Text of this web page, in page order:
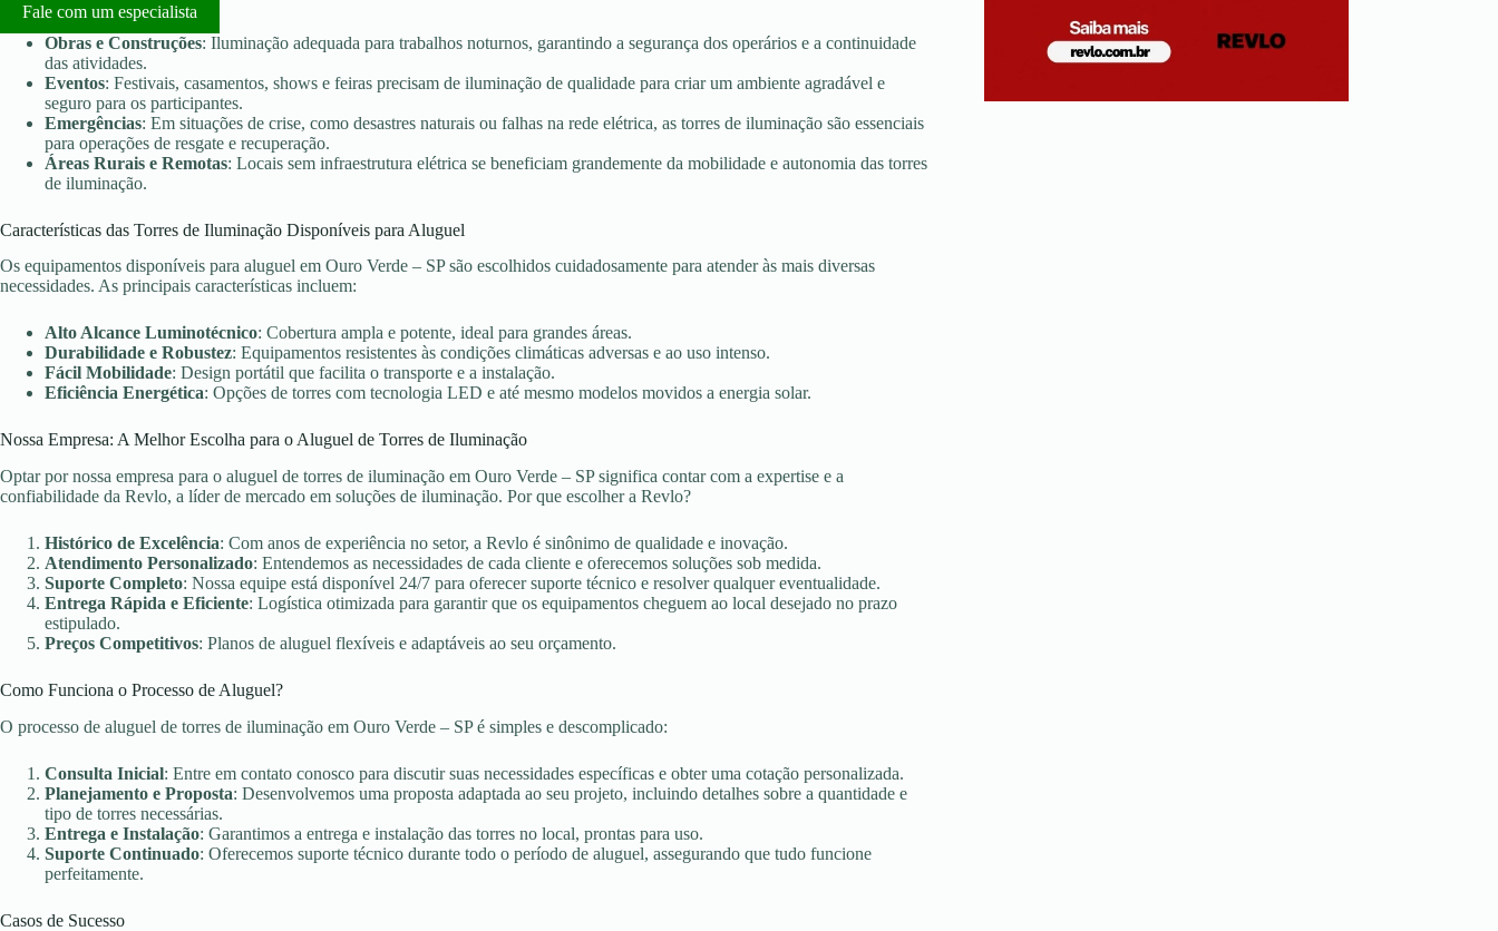
Fale com um especialista
Obras e Construções: Iluminação adequada para trabalhos noturnos, garantindo a segurança dos operários e a continuidade
das atividades.
Eventos: Festivais, casamentos, shows e feiras precisam de iluminação de qualidade para criar um ambiente agradável e
seguro para os participantes.
Emergências: Em situações de crise, como desastres naturais ou falhas na rede elétrica, as torres de iluminação são essenciais
para operações de resgate e recuperação.
Áreas Rurais e Remotas: Locais sem infraestrutura elétrica se beneficiam grandemente da mobilidade e autonomia das torres
de iluminação.
Características das Torres de Iluminação Disponíveis para Aluguel
Os equipamentos disponíveis para aluguel em Ouro Verde – SP são escolhidos cuidadosamente para atender às mais diversas
necessidades. As principais características incluem:
Alto Alcance Luminotécnico: Cobertura ampla e potente, ideal para grandes áreas.
Durabilidade e Robustez: Equipamentos resistentes às condições climáticas adversas e ao uso intenso.
Fácil Mobilidade: Design portátil que facilita o transporte e a instalação.
Eficiência Energética: Opções de torres com tecnologia LED e até mesmo modelos movidos a energia solar.
Nossa Empresa: A Melhor Escolha para o Aluguel de Torres de Iluminação
Optar por nossa empresa para o aluguel de torres de iluminação em Ouro Verde – SP significa contar com a expertise e a
confiabilidade da Revlo, a líder de mercado em soluções de iluminação. Por que escolher a Revlo?
Histórico de Excelência: Com anos de experiência no setor, a Revlo é sinônimo de qualidade e inovação.
Atendimento Personalizado: Entendemos as necessidades de cada cliente e oferecemos soluções sob medida.
Suporte Completo: Nossa equipe está disponível 24/7 para oferecer suporte técnico e resolver qualquer eventualidade.
Entrega Rápida e Eficiente: Logística otimizada para garantir que os equipamentos cheguem ao local desejado no prazo
estipulado.
Preços Competitivos: Planos de aluguel flexíveis e adaptáveis ao seu orçamento.
Como Funciona o Processo de Aluguel?
O processo de aluguel de torres de iluminação em Ouro Verde – SP é simples e descomplicado:
Consulta Inicial: Entre em contato conosco para discutir suas necessidades específicas e obter uma cotação personalizada.
Planejamento e Proposta: Desenvolvemos uma proposta adaptada ao seu projeto, incluindo detalhes sobre a quantidade e
tipo de torres necessárias.
Entrega e Instalação: Garantimos a entrega e instalação das torres no local, prontas para uso.
Suporte Continuado: Oferecemos suporte técnico durante todo o período de aluguel, assegurando que tudo funcione
perfeitamente.
Casos de Sucesso